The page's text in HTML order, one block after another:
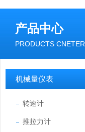
产品中心
PRODUCTS CNETER
机械量仪表
转速计
推拉力计